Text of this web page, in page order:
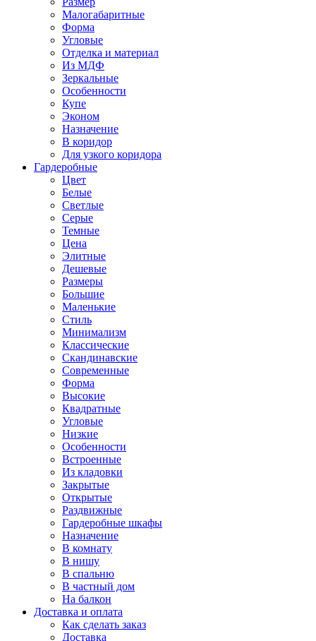
Малогабаритные
Форма
Угловые
Отделка и материал
Из МДФ
Зеркальные
Особенности
Купе
Эконом
Назначение
В коридор
Для узкого коридора
Гардеробные
Цвет
Белые
Светлые
Серые
Темные
Цена
Элитные
Дешевые
Размеры
Большие
Маленькие
Стиль
Минимализм
Классические
Скандинавские
Современные
Форма
Высокие
Квадратные
Угловые
Низкие
Особенности
Встроенные
Из кладовки
Закрытые
Открытые
Раздвижные
Гардеробные шкафы
Назначение
В комнату
В нишу
В спальню
В частный дом
На балкон
Доставка и оплата
Как сделать заказ
Доставка